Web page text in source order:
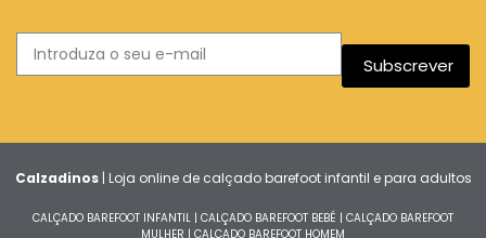
Subscrever
Calzadinos| Loja online de calçado barefoot infantil e para adultos
CALÇADO BAREFOOT INFANTIL | CALÇADO BAREFOOT BEBÉ | CALÇADO BAREFOOT
MULHER | CALÇADO BAREFOOT HOMEM